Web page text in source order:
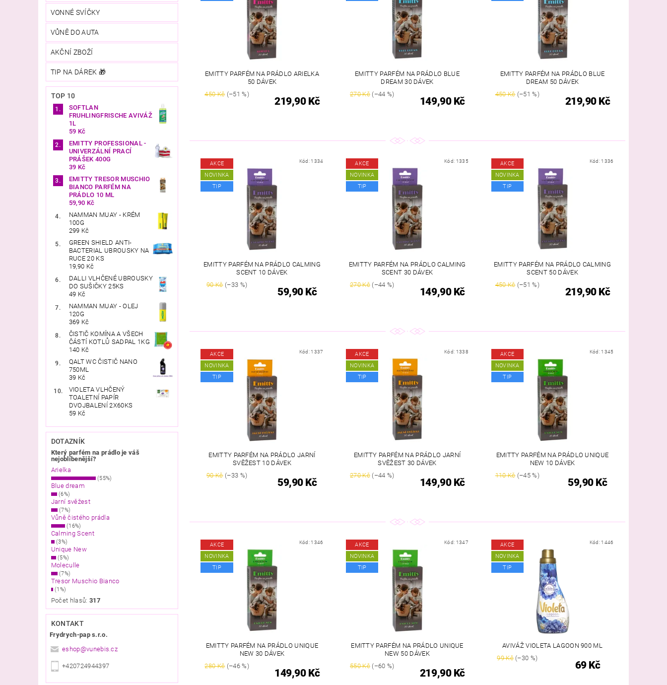
VONNÉ SVÍČKY
VŮNĚ DO AUTA
AKČNÍ ZBOŽÍ
TIP NA DÁREK 🎁
TOP 10
SOFTLAN
FRUHLINGFRISCHE AVIVÁŽ
1L
59 Kč
EMITTY PROFESSIONAL -
UNIVERZÁLNÍ PRACÍ
PRÁŠEK 400G
39 Kč
EMITTY TRESOR MUSCHIO
BIANCO PARFÉM NA
PRÁDLO 10 ML
59,90 Kč
NAMMAN MUAY - KRÉM
100G
299 Kč
GREEN SHIELD ANTI-
BACTERIAL UBROUSKY NA
RUCE 20 KS
19,90 Kč
DALLI VLHČENÉ UBROUSKY
DO SUŠIČKY 25KS
49 Kč
NAMMAN MUAY - OLEJ
120G
369 Kč
ČISTIČ KOMÍNA A VŠECH
ČÁSTÍ KOTLŮ SADPAL 1KG
140 Kč
QALT WC ČISTIČ NANO
750ML
39 Kč
VIOLETA VLHČENÝ
TOALETNÍ PAPÍR
DVOJBALENÍ 2X60KS
59 Kč
DOTAZNÍK
Který parfém na prádlo je váš
nejoblíbenější?
Arielka
(55%)
Blue dream
(6%)
Jarní svěžest
(7%)
Vůně čistého prádla
(16%)
Calming Scent
(3%)
Unique New
(5%)
Moleculle
(7%)
Tresor Muschio Bianco
(1%)
Počet hlasů: 317
KONTAKT
Frydrych-pap s.r.o.
eshop@vunebis.cz
+420724944397
EMITTY PARFÉM NA PRÁDLO ARIELKA
50 DÁVEK
450 Kč(–51 %)
219,90 Kč
EMITTY PARFÉM NA PRÁDLO BLUE
DREAM 30 DÁVEK
270 Kč(–44 %)
149,90 Kč
EMITTY PARFÉM NA PRÁDLO BLUE
DREAM 50 DÁVEK
450 Kč(–51 %)
219,90 Kč
AKCE
NOVINKA
TIP
Kód: 1334
EMITTY PARFÉM NA PRÁDLO CALMING
SCENT 10 DÁVEK
90 Kč(–33 %)
59,90 Kč
AKCE
NOVINKA
TIP
Kód: 1335
EMITTY PARFÉM NA PRÁDLO CALMING
SCENT 30 DÁVEK
270 Kč(–44 %)
149,90 Kč
AKCE
NOVINKA
TIP
Kód: 1336
EMITTY PARFÉM NA PRÁDLO CALMING
SCENT 50 DÁVEK
450 Kč(–51 %)
219,90 Kč
AKCE
NOVINKA
TIP
Kód: 1337
EMITTY PARFÉM NA PRÁDLO JARNÍ
SVĚŽEST 10 DÁVEK
90 Kč(–33 %)
59,90 Kč
AKCE
NOVINKA
TIP
Kód: 1338
EMITTY PARFÉM NA PRÁDLO JARNÍ
SVĚŽEST 30 DÁVEK
270 Kč(–44 %)
149,90 Kč
AKCE
NOVINKA
TIP
Kód: 1345
EMITTY PARFÉM NA PRÁDLO UNIQUE
NEW 10 DÁVEK
110 Kč(–45 %)
59,90 Kč
AKCE
NOVINKA
TIP
Kód: 1346
EMITTY PARFÉM NA PRÁDLO UNIQUE
NEW 30 DÁVEK
280 Kč(–46 %)
149,90 Kč
AKCE
NOVINKA
TIP
Kód: 1347
EMITTY PARFÉM NA PRÁDLO UNIQUE
NEW 50 DÁVEK
550 Kč(–60 %)
219,90 Kč
AKCE
NOVINKA
TIP
Kód: 1446
AVIVÁŽ VIOLETA LAGOON 900 ML
99 Kč(–30 %)
69 Kč